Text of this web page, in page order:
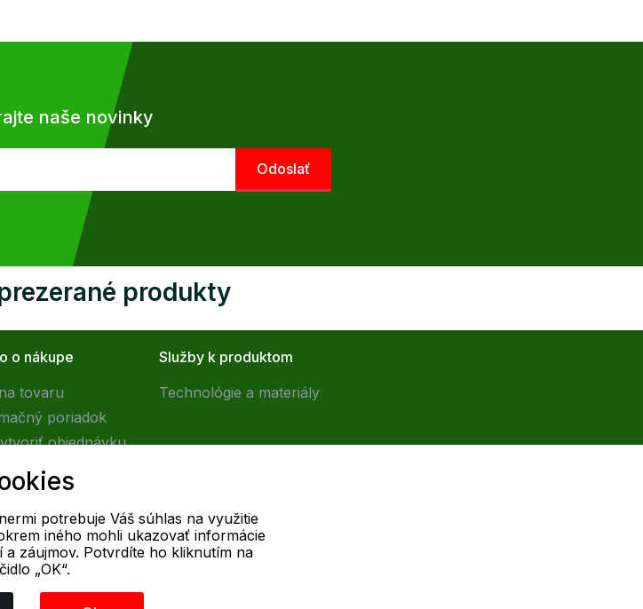
naše novinky
produkty
o nákupe
tovaru
poriadok
objednávku
podmienky
Služby k produktom
Technológie a materiály
potrebuje Váš súhlas na využitie
iného mohli ukazovať informácie
záujmov. Potvrdíte ho kliknutím na
„OK“.